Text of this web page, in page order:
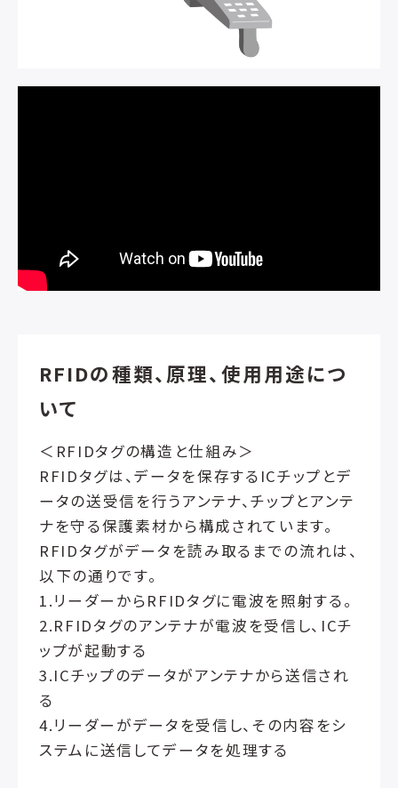
RFIDの種類、原理、使用用途につ
いて
＜RFIDタグの構造と仕組み＞
RFIDタグは、データを保存するICチップとデ
ータの送受信を行うアンテナ、チップとアンテ
ナを守る保護素材から構成されています。
RFIDタグがデータを読み取るまでの流れは、
以下の通りです。
1.リーダーからRFIDタグに電波を照射する。
2.RFIDタグのアンテナが電波を受信し、ICチ
ップが起動する
3.ICチップのデータがアンテナから送信され
る
4.リーダーがデータを受信し、その内容をシ
ステムに送信してデータを処理する